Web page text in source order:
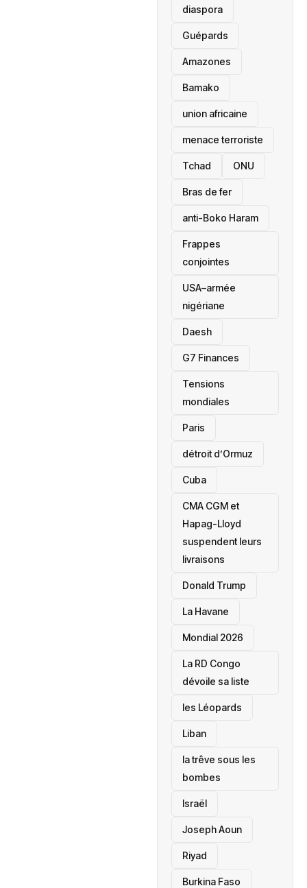
diaspora
Guépards
Amazones
Bamako
union africaine
menace terroriste
‎Tchad ONU
Bras de fer
anti-Boko Haram
Frappes
conjointes
USA–armée
nigériane
Daesh
‎G7 Finances
Tensions
mondiales
Paris
détroit d’Ormuz
‎Cuba
CMA CGM et
Hapag-Lloyd
suspendent leurs
livraisons
Donald Trump
La Havane
Mondial 2026
La RD Congo
dévoile sa liste
les Léopards
‎Liban
la trêve sous les
bombes
Israël
Joseph Aoun
Riyad
Burkina Faso